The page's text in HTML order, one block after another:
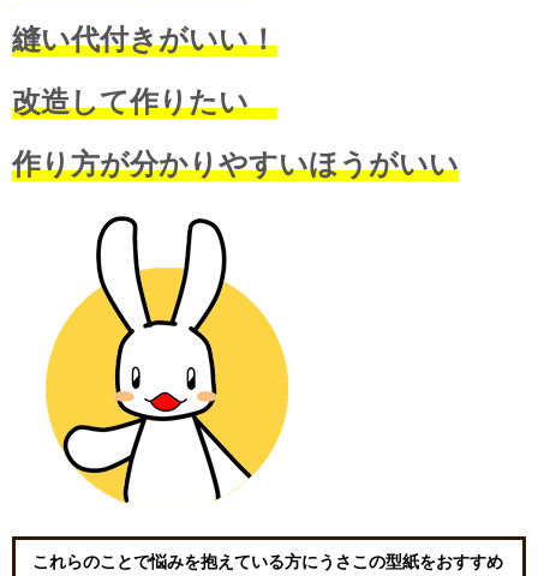
縫い代付きがいい！
改造して作りたい
作り方が分かりやすいほうがいい
これらのことで悩みを抱えている方にうさこの型紙をおすすめ